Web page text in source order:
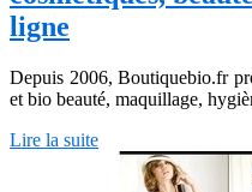
ligne
Depuis 2006, Boutiquebio.fr
et bio beauté, maquillage,
Lire la suite